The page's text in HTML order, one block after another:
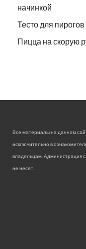
начинкой
Тесто для
Пицца на скорую
Все материалы на данном
исключительно в
владельцам. Администрация
не несет.